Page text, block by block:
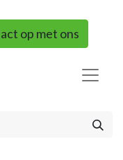
op met ons